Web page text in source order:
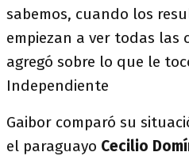
sabemos, cuando los
empiezan a ver todas las
agregó sobre lo que le
Independiente
Gaibor comparó su
el paraguayo Cecilio